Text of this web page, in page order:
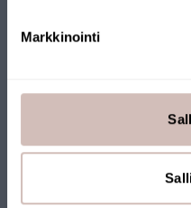
Markkinointi
John Guest 1/2